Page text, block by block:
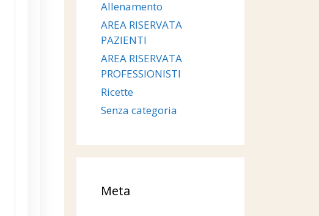
Allenamento
AREA RISERVATA
PAZIENTI
AREA RISERVATA
PROFESSIONISTI
Ricette
Senza categoria
Meta